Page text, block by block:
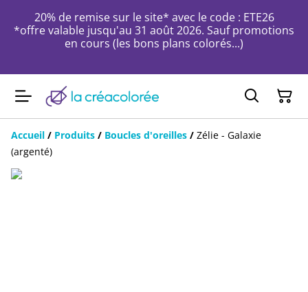
20% de remise sur le site* avec le code : ETE26
*offre valable jusqu'au 31 août 2026. Sauf promotions
en cours (les bons plans colorés...)
Accueil / Produits / Boucles d'oreilles / Zélie - Galaxie
(argenté)